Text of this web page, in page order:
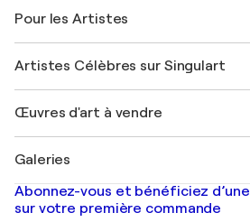
Offrir une carte cadeau
Rejoignez notre programme
Mon compte
+33 1 76 44 06 42
FAQ
Magazine Singulart
Emplois
Découvrez une sélection d'art
Pour les Artistes
Se connecter en tant qu'Artiste
Artistes Célèbres sur Singulart
Marc Chagall
Banksy
Mr. Brainwash
Shepard Fairey
Œuvres d'art à vendre
Tableaux abstraits à vendre
Peintures de paysage
Estampes
Galeries
Galeries d'art en France
Galeries d'art en Belgique
Abonnez-vous et bénéficiez
sur votre première commande